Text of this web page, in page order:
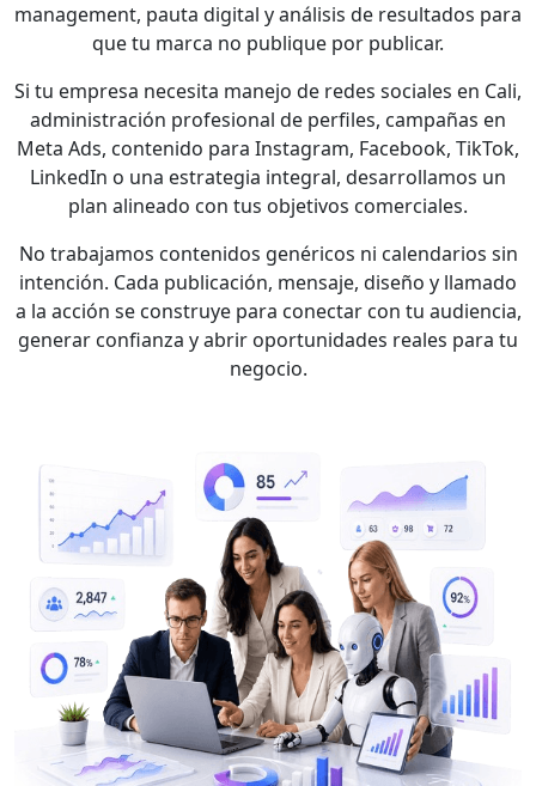
management, pauta digital y análisis de resultados para
que tu marca no publique por publicar.
Si tu empresa necesita manejo de redes sociales en Cali,
administración profesional de perfiles, campañas en
Meta Ads, contenido para Instagram, Facebook, TikTok,
LinkedIn o una estrategia integral, desarrollamos un
plan alineado con tus objetivos comerciales.
No trabajamos contenidos genéricos ni calendarios sin
intención. Cada publicación, mensaje, diseño y llamado
a la acción se construye para conectar con tu audiencia,
generar confianza y abrir oportunidades reales para tu
negocio.